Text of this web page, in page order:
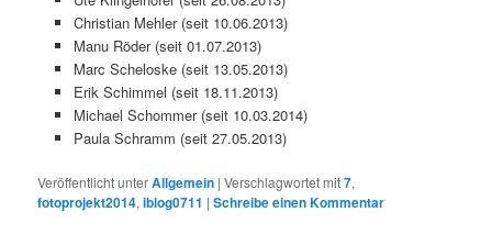
Christian Mehler (seit 10.06.2013)
Manu Röder (seit 01.07.2013)
Marc Scheloske (seit 13.05.2013)
Erik Schimmel (seit 18.11.2013)
Michael Schommer (seit 10.03.2014)
Paula Schramm (seit 27.05.2013)
Veröffentlicht unterAllgemein |Verschlagwortet mit7,
fotoprojekt2014,iblog0711 |Schreibe einen Kommentar